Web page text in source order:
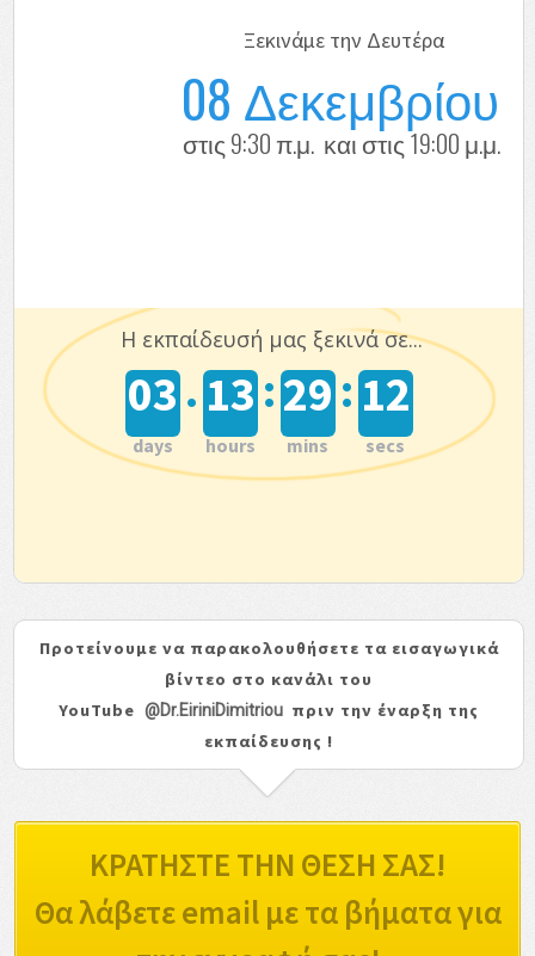
Ξεκινάμε την Δευτέρα
08 Δεκεμβρίου
στις 9:30 π.μ. και στις 19:00 μ.μ.
Η εκπαίδευσή μας ξεκινά σε...
03
days
.13
hours
:29
mins
:12
secs
Προτείνουμε να παρακολουθήσετε τα εισαγωγικά
βίντεο στο κανάλι του
YouTube @Dr.EiriniDimitriou πριν την έναρξη της
εκπαίδευσης !
ΚΡΑΤΗΣΤΕ ΤΗΝ ΘΕΣΗ ΣΑΣ!
Θα λάβετε email με τα βήματα για